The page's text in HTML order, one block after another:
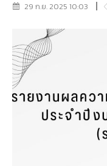
29 ก.ย. 2025 10:03